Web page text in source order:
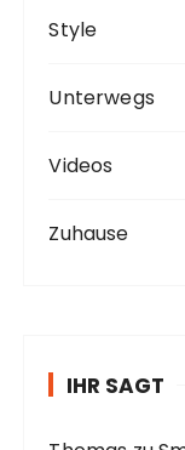
Style
Unterwegs
Videos
Zuhause
IHR SAGT